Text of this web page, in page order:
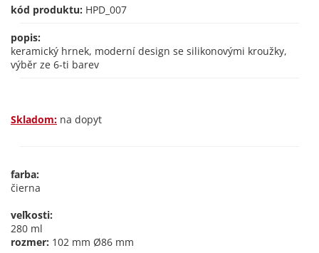
kód produktu: HPD_007
popis:
keramický hrnek, moderní design se silikonovými kroužky,
výběr ze 6-ti barev
Skladom: na dopyt
farba:
čierna
veľkosti:
280 ml
rozmer: 102 mm Ø86 mm